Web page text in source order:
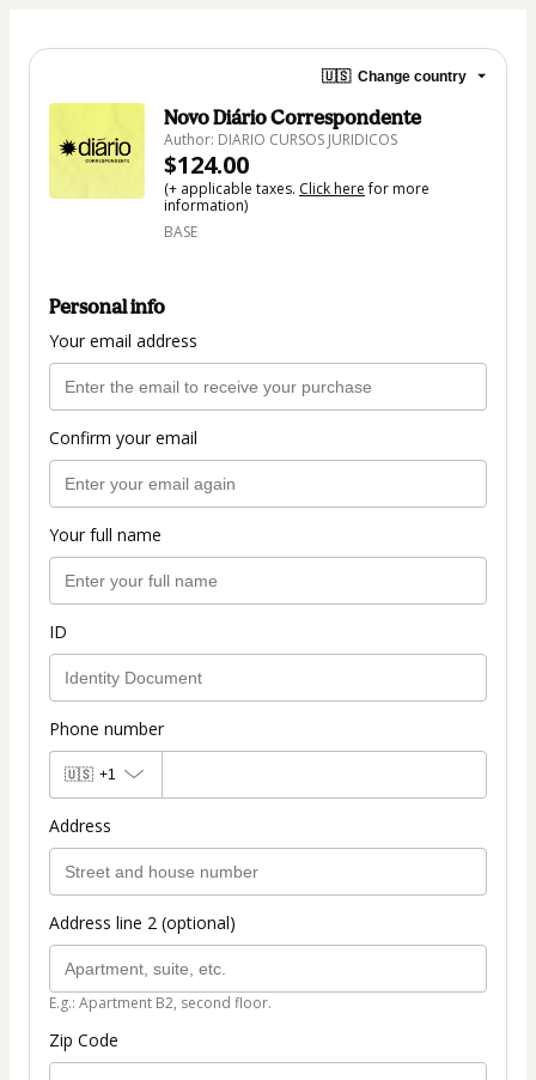
🇺🇸 Change country
Novo Diário Correspondente
Author: DIARIO CURSOS JURIDICOS
$124.00
(+ applicable taxes. Click herefor more
information)
BASE
Personal info
Your email address
Confirm your email
Your full name
ID
Phone number
🇺🇸 +1
Address
Address line 2 (optional)
E.g.: Apartment B2, second floor.
Zip Code